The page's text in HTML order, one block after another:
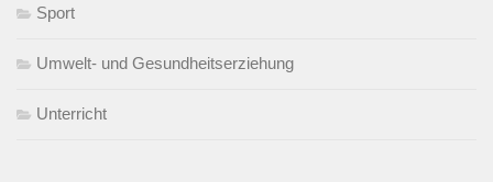
Sport
Umwelt- und Gesundheitserziehung
Unterricht